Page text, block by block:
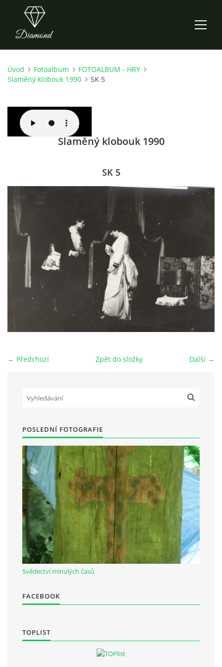
ÚVOD
O NÁS
CO NOVÉHO ZKOUŠÍME
KDY, KDE A CO HRAJEME
HRY OD ROKU 1973
VIDEOZÁZNAMY Z HER
FOTOALBUM
MÍSTO PRO VAŠE VZKAZY!!
DOKUMENTY OVJK
Občanská vzdělávací jednota "Komenský" v Choceradech z.s.
Chocerady 4
257 24 Chocerady
IČ: 498 28 614
Kontaktní osoba:
Mgr. Miroslava Cinkeisová
723 967 851
Úvod Fotoalbum
FOTOALBUM - HRY
Slaměný klobouk 1990
SK 5
Slaměný klobouk 1990
SK 5
← Předchozí Další →
Zpět do složky
POSLEDNÍ FOTOGRAFIE
Svědectví minulých časů
FACEBOOK
TOPLIST